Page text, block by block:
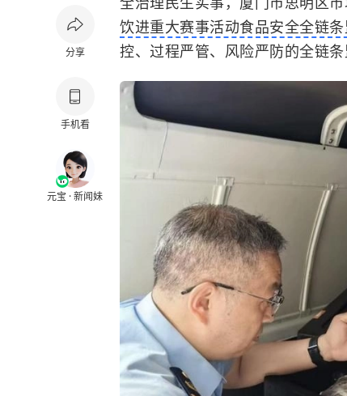
分享
手机看
元宝 · 新闻妹
饮进重大赛事活动食品安全全链
控、过程严管、风险严防的全链